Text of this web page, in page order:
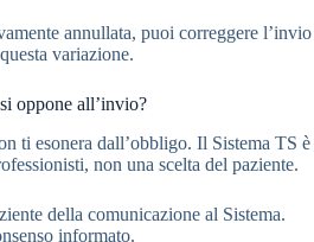
annullata, puoi correggere l’invio
variazione.
oppone all’invio?
ti esonera dall’obbligo. Il Sistema TS è
non una scelta del paziente.
della comunicazione al Sistema.
informato.